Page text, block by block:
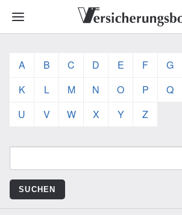
A B C D E F G
K
L M N O P Q
U
V W X Y Z